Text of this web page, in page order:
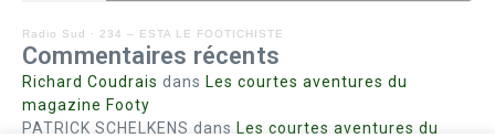
Radio Sud · 234 – ESTA LE FOOTICHISTE
Commentaires récents
Richard Coudrais dans Les courtes aventures du
magazine Footy
PATRICK SCHELKENS dans Les courtes aventures du